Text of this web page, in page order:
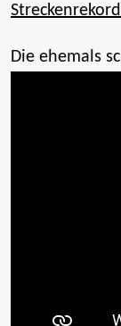
Die ehemals